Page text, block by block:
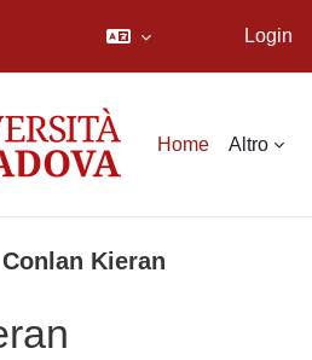
Login
Home Altro
Kieran